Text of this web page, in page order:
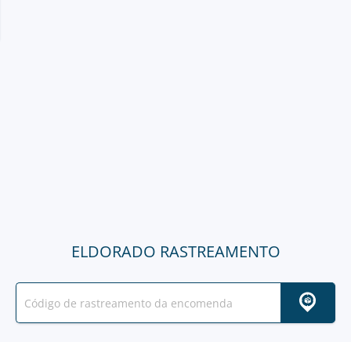
ELDORADO RASTREAMENTO